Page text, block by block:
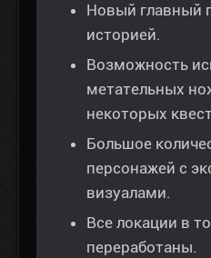
Новый главный
историей.
Возможность
метательных
некоторых
Большое
персонажей с
визуалами.
Все локации в
переработаны.